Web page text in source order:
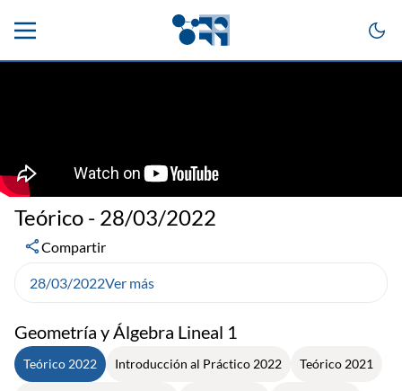
Geometría y Álgebra Lineal 1
Teórico 2022 Introducción al Práctico 2022 Teórico 2021
Teórico - 28/03/2022
Compartir
28/03/2022Ver más